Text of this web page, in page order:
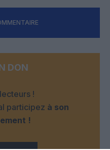
DON
!
participez à son
!